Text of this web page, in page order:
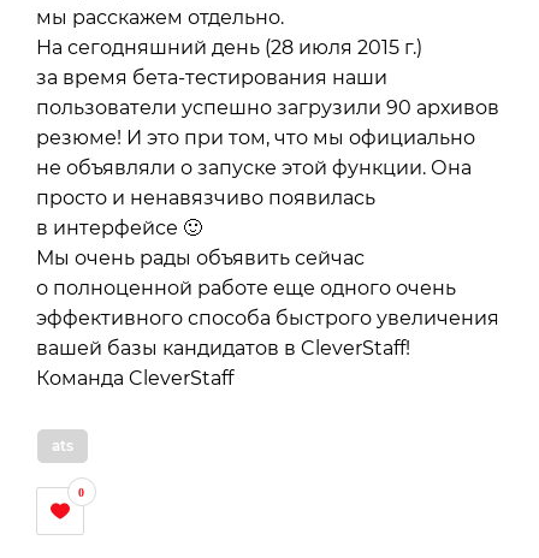
мы расскажем отдельно.
На сегодняшний день (28 июля 2015 г.)
за время бета-тестирования наши
пользователи успешно загрузили 90 архивов
резюме! И это при том, что мы официально
не объявляли о запуске этой функции. Она
просто и ненавязчиво появилась
в интерфейсе 🙂
Мы очень рады объявить сейчас
о полноценной работе еще одного очень
эффективного способа быстрого увеличения
вашей базы кандидатов в CleverStaff!
Команда CleverStaff
ats
0